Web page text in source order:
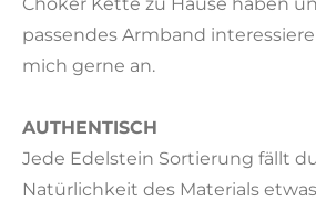
passendes Armband
mich gerne an.
AUTHENTISCH
Jede Edelstein Sortierung fällt
Natürlichkeit des Materials